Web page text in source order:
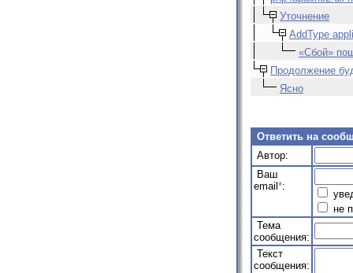
Уточнение
AddType
«Сбой»
Продолжение
Ясно
Ответить на
Автор:
Ваш
email *:
не
Тема
сообщения:
Текст
сообщения: